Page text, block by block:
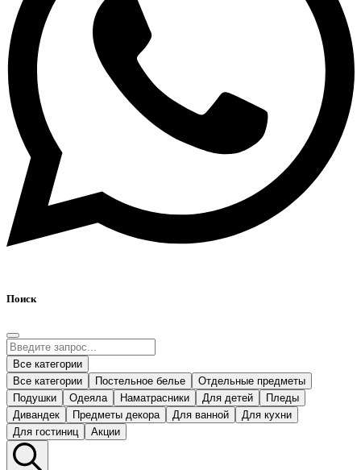
Поиск
Все категории
Все категории
Постельное белье
Отдельные предметы
Подушки
Одеяла Наматрасники Для детей
Пледы
Дивандек
Предметы декора Для ванной
Для кухни
Для гостиниц
Акции